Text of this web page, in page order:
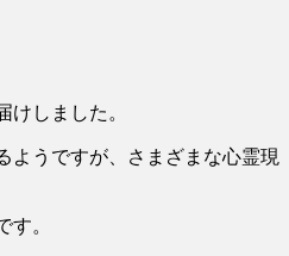
けしました。
ようですが、さまざまな心霊現
す。